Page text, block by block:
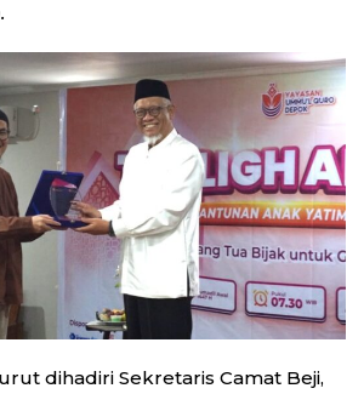
dihadiri Sekretaris Camat Beji,